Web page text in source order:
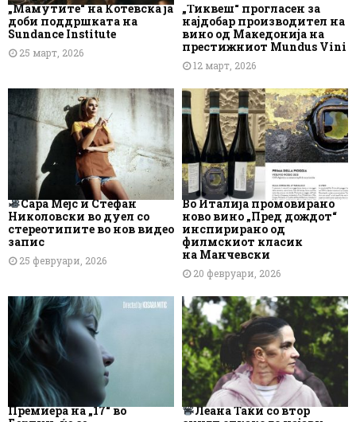
„Мамутите“ на Котевска ја
доби поддршката на
Sundance Institute
25 март, 2026
„Тиквеш“ прогласен за
најдобар производител на
вино од Македонија на
престижниот Mundus Vini
12 март, 2026
Сара Мејс и Стефан
Николовски во дуел со
стереотипите во нов видео
запис
25 февруари, 2026
Во Италија промовирано
ново вино „Пред дождот“
инспирирано од
филмскиот класик
на Манчевски
20 февруари, 2026
Премиера на „17“ во
Леана Таќи со втор